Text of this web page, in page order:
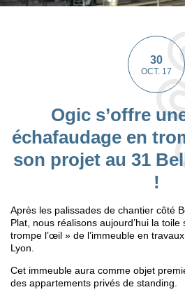
Ogic s’offre
échafaudage en
son projet au 31
!
30
OCT. 17
Après les palissades de chantier côté
Plat, nous réalisons aujourd’hui la toile
trompe l’œil » de l’immeuble en
Lyon.
Cet immeuble aura comme objet
des appartements privés de standing.